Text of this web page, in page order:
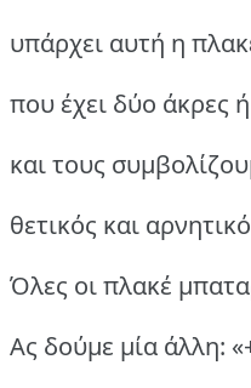
υπάρχει αυτή η
που έχει δύο άκρες
και τους
θετικός και
Όλες οι πλακέ
Ας δούμε μία άλλη: